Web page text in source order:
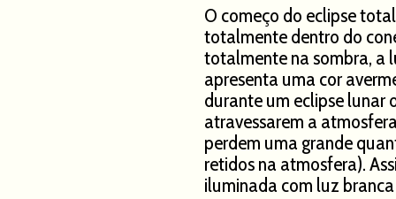
O começo do eclipse
totalmente dentro do
totalmente na sombra, a
apresenta uma cor
durante um eclipse lunar
atravessarem a
perdem uma grande
retidos na atmosfera).
iluminada com luz